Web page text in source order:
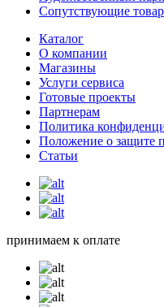
Сопутствующие
Каталог
О компании
Магазины
Услуги сервиса
Готовые проекты
Партнерам
Политика
Положение о защите
Статьи
принимаем к оплате